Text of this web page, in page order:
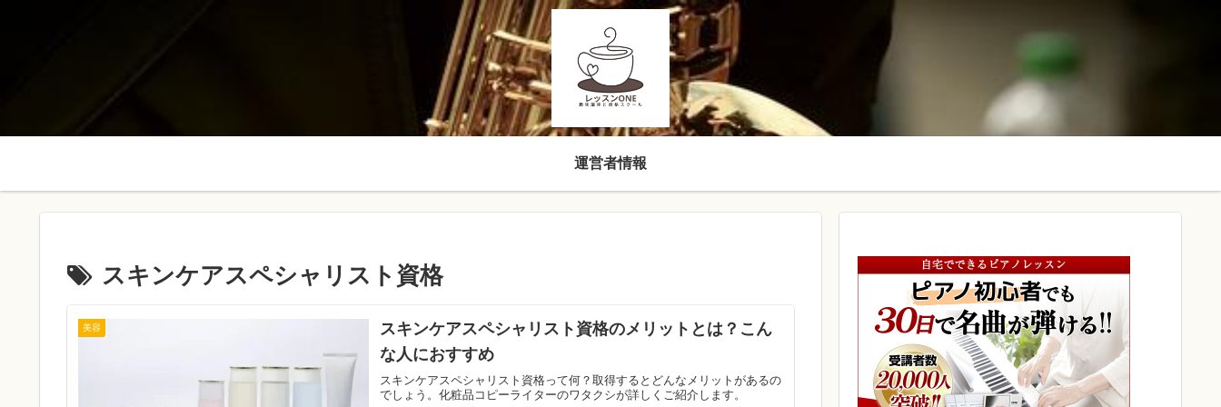
運営者情報
スキンケアスペシャリスト資格
美容
スキンケアスペシャリスト資格のメリットとは？こん
な人におすすめ
スキンケアスペシャリスト資格って何？取得するとどんなメリットがあるの
でしょう。化粧品コピーライターのワタクシが詳しくご紹介します。